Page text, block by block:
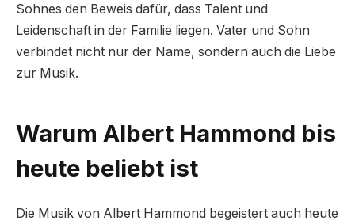
Sohnes den Beweis dafür, dass Talent und
Leidenschaft in der Familie liegen. Vater und Sohn
verbindet nicht nur der Name, sondern auch die Liebe
zur Musik.
Warum Albert Hammond bis
heute beliebt ist
Die Musik von Albert Hammond begeistert auch heute